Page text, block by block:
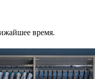
время.